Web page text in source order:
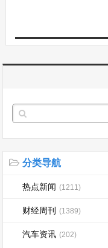
分类导航
热点新闻 (1211)
财经周刊 (1389)
汽车资讯 (202)